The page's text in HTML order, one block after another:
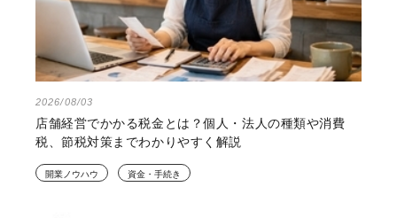
2026/08/03
店舗経営でかかる税金とは？個人・法人の種類や消費
税、節税対策までわかりやすく解説
開業ノウハウ 資金・手続き